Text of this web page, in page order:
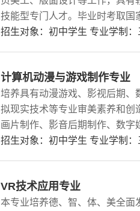
技能型专门人才。毕业时考取国
目前该专业学生职业资格认证考
招生对象：初中学生 专业学制
计算机动漫与游戏制作专业
培养具有动漫游戏、影视后期
拟现实技术等专业审美素养和创
画片制作、影音后期制作、数
生产品创意设计等文化创意产业
招生对象：初中学生 专业学制
VR技术应用专业
本专业培养德、智、体、美全面